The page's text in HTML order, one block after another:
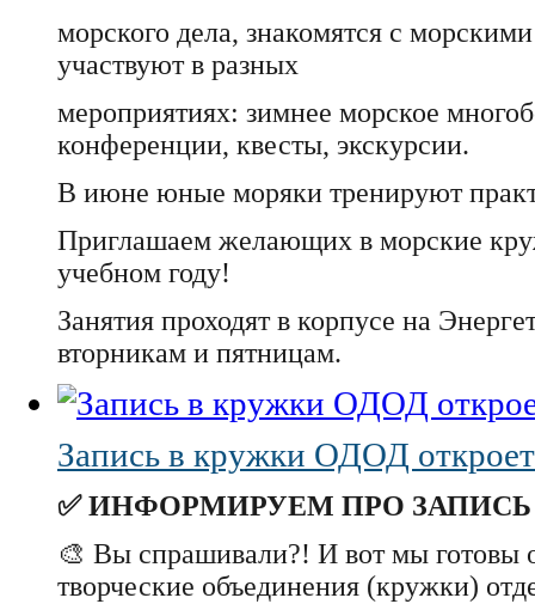
морского дела, знакомятся с
участвуют в разных
мероприятиях: зимнее морское
конференции, квесты, экскурсии.
В июне юные моряки тренируют
Приглашаем желающих в морские
учебном году!
Занятия проходят в корпусе на
вторникам и пятницам.
Запись в кружки ОДОД
✅ ИНФОРМИРУЕМ ПРО
🎨 Вы спрашивали?! И вот мы готовы
творческие объединения (кружки)